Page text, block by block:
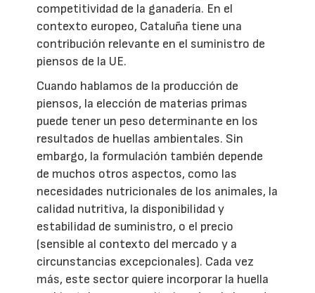
competitividad de la ganadería. En el
contexto europeo, Cataluña tiene una
contribución relevante en el suministro de
piensos de la UE.
Cuando hablamos de la producción de
piensos, la elección de materias primas
puede tener un peso determinante en los
resultados de huellas ambientales. Sin
embargo, la formulación también depende
de muchos otros aspectos, como las
necesidades nutricionales de los animales, la
calidad nutritiva, la disponibilidad y
estabilidad de suministro, o el precio
(sensible al contexto del mercado y a
circunstancias excepcionales). Cada vez
más, este sector quiere incorporar la huella